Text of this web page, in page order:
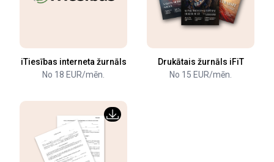
iTiesības interneta žurnāls
No 18 EUR/mēn.
Drukātais žurnāls iFiT
No 15 EUR/mēn.